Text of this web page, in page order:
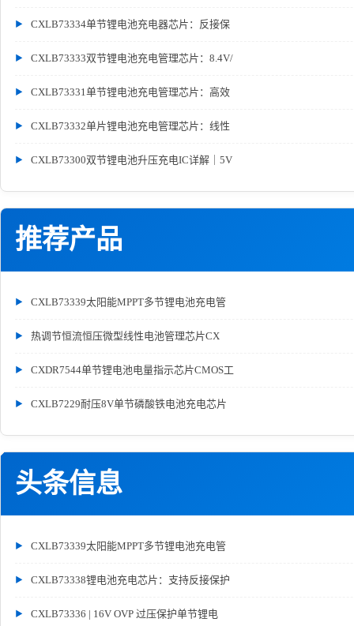
CXLB73334单节锂电池充电器芯片：反接保
CXLB73333双节锂电池充电管理芯片：8.4V/
CXLB73331单节锂电池充电管理芯片：高效
CXLB73332单片锂电池充电管理芯片：线性
CXLB73300双节锂电池升压充电IC详解｜5V
推荐产品
CXLB73339太阳能MPPT多节锂电池充电管
热调节恒流恒压微型线性电池管理芯片CX
CXDR7544单节锂电池电量指示芯片CMOS工
CXLB7229耐压8V单节磷酸铁电池充电芯片
头条信息
CXLB73339太阳能MPPT多节锂电池充电管
CXLB73338锂电池充电芯片：支持反接保护
CXLB73336 | 16V OVP 过压保护单节锂电